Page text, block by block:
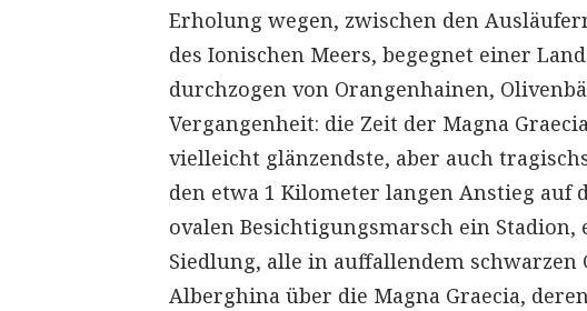
Erholung wegen, zwischen den
des Ionischen Meers, begegnet einer
durchzogen von Orangenhainen,
Vergangenheit: die Zeit der Magna
vielleicht glänzendste, aber auch
den etwa 1 Kilometer langen Anstieg auf
ovalen Besichtigungsmarsch ein
Siedlung, alle in auffallendem
Alberghina über die Magna Graecia,